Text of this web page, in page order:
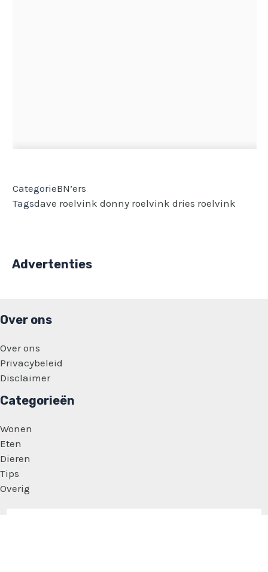
CategorieBN’ers
Tagsdave roelvink donny roelvink dries roelvink
Advertenties
Over ons
Over ons
Privacybeleid
Disclaimer
Categorieën
Wonen
Eten
Dieren
Tips
Overig